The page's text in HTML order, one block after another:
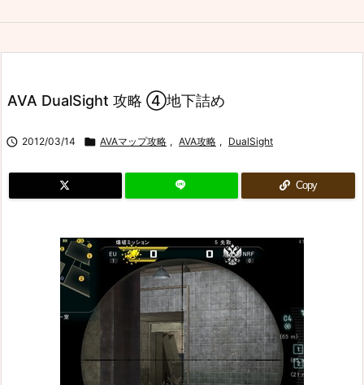
AVA DualSight 攻略 ④地下詰め
 2012/03/14  AVAマップ攻略 , AVA攻略 , DualSight
Copy